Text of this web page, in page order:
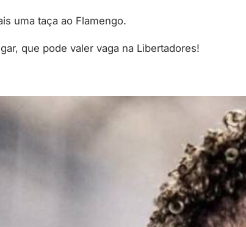
uma taça ao Flamengo.
que pode valer vaga na Libertadores!